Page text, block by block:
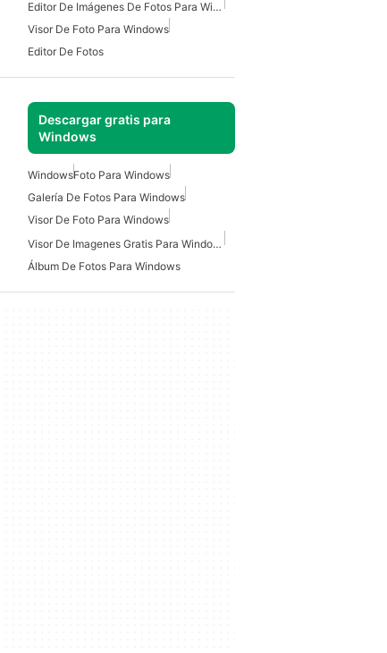
Editor De Imágenes De Fotos Para Windows
Visor De Foto Para Windows
Editor De Fotos
Descargar gratis para
Windows
WindowsFoto Para Windows
Galería De Fotos Para Windows
Visor De Foto Para Windows
Visor De Imagenes Gratis Para Windows
Álbum De Fotos Para Windows